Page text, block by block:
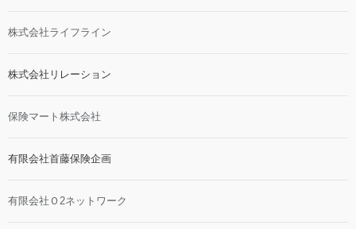
株式会社ライフライン
株式会社リレーション
保険マート株式会社
有限会社首藤保険企画
有限会社Ｏ2ネットワーク